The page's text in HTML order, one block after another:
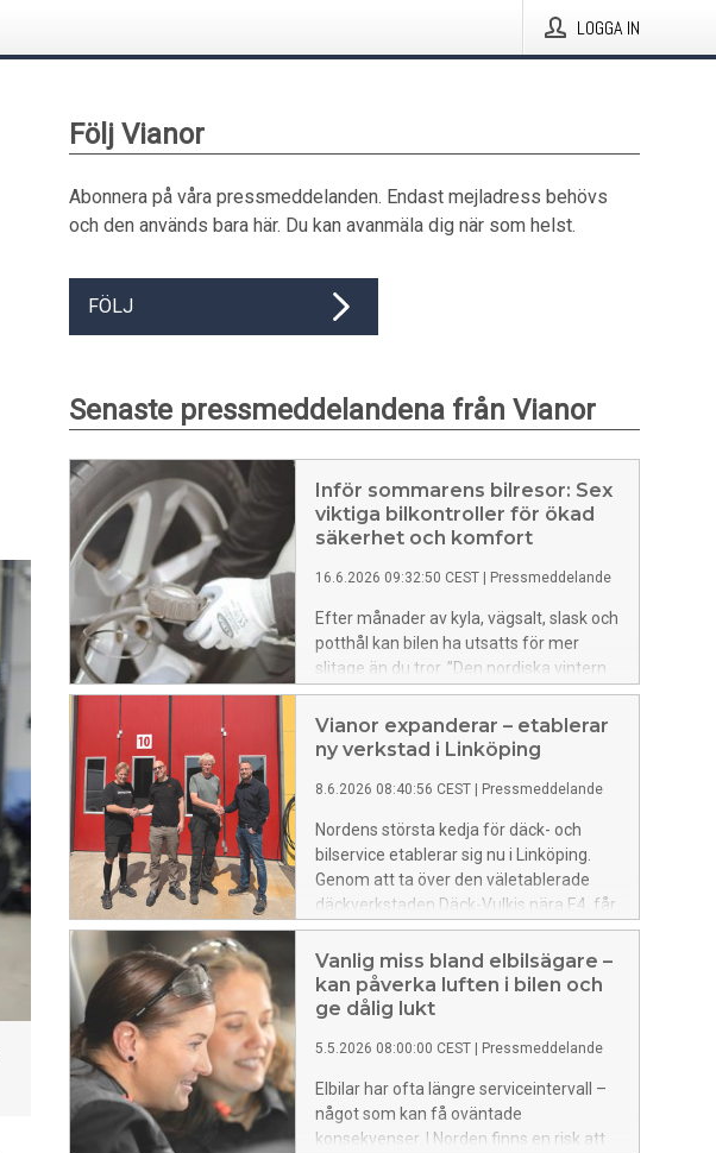
LOGGA IN
Följ Vianor
Abonnera på våra pressmeddelanden. Endast mejladress behövs
och den används bara här. Du kan avanmäla dig när som helst.
FÖLJ
Senaste pressmeddelandena från Vianor
Inför sommarens bilresor: Sex
viktiga bilkontroller för ökad
säkerhet och komfort
16.6.2026 09:32:50 CEST Pressmeddelande
Efter månader av kyla, vägsalt, slask och
potthål kan bilen ha utsatts för mer
slitage än du tror. ”Den nordiska vintern
sliter hårt på flera viktiga delar av bilen.
Problem märks ofta först under längre
semesterresor, särskilt när bilen är tungt
bilservicechef på Vianor.
Vianor expanderar – etablerar
ny verkstad i Linköping
8.6.2026 08:40:56 CEST Pressmeddelande
Nordens största kedja för däck- och
bilservice etablerar sig nu i Linköping.
Genom att ta över den väletablerade
däckverkstaden Däck-Vulkis nära E4, får
Vianor för första gången en egen
premiumverkstad i Sveriges femte
största stad. ”Det är en stor ära att få ta
över en så välskött verksamhet med
som ligger nära Vianors egna”, säger
Fredrik Kellström, vd på Vianor.
Vanlig miss bland elbilsägare –
kan påverka luften i bilen och
ge dålig lukt
5.5.2026 08:00:00 CEST Pressmeddelande
Elbilar har ofta längre serviceintervall –
något som kan få oväntade
konsekvenser. I Norden finns en risk att